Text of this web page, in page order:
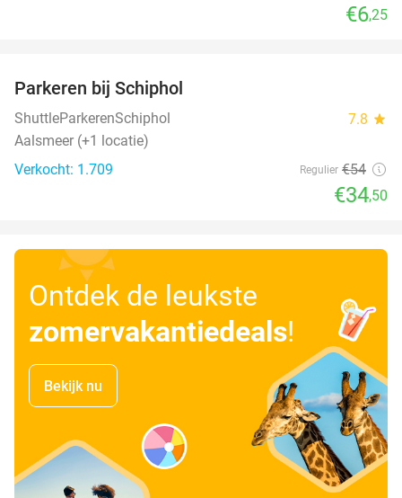
€6,25
Parkeren bij Schiphol
ShuttleParkerenSchiphol 7.8 star
Aalsmeer (+1 locatie)
Verkocht: 1.709
Regulier €54
€34,50
Ontdek de leukste
zomervakantiedeals!
Bekijk nu